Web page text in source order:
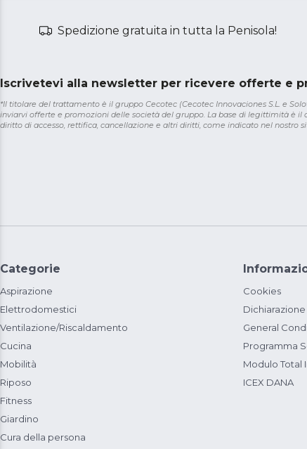
Spedizione gratuita in tutta la Penisola!
Iscrivetevi alla newsletter per ricevere offerte e
*Il titolare del trattamento è il gruppo Cecotec (Cecotec Innovaciones S.L. e
inviarvi offerte e promozioni delle società del gruppo. La base di legittimità è il
diritto di accesso, rettifica, cancellazione e altri diritti, come indicato nel nostro
Categorie
Aspirazione
Elettrodomestici
Ventilazione/Riscaldamento
Cucina
Mobilità
Riposo
Fitness
Giardino
Cura della persona
Cookies
General
Programma
Modulo Total
ICEX DANA